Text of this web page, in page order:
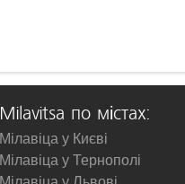
Milavitsa по містах:
Мілавіца у Києві
Мілавіца у Тернополі